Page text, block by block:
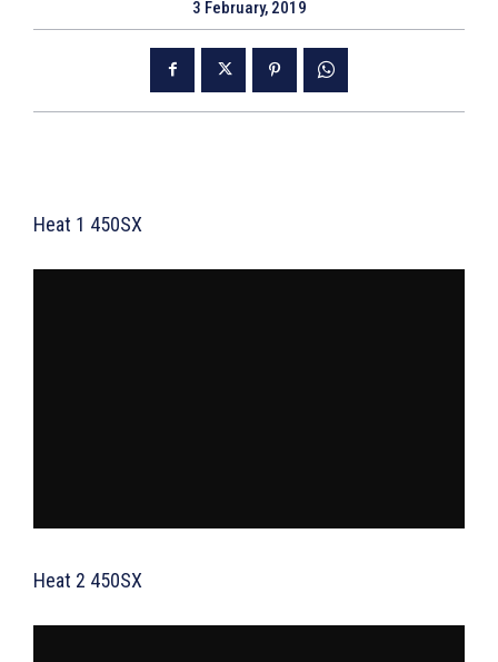
3 February, 2019
Heat 1 450SX
Heat 2 450SX